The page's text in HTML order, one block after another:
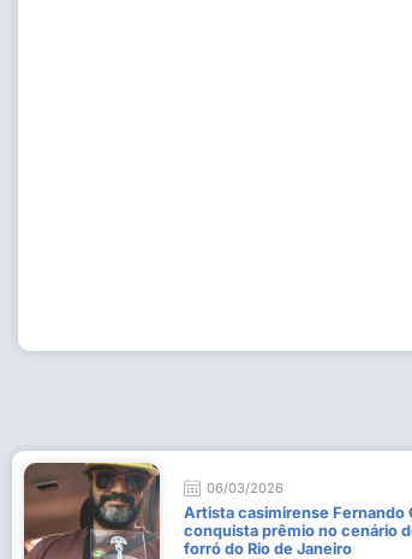
06/03/2026
Artista casimirense Fernando
conquista prêmio no cenário
forró do Rio de Janeiro